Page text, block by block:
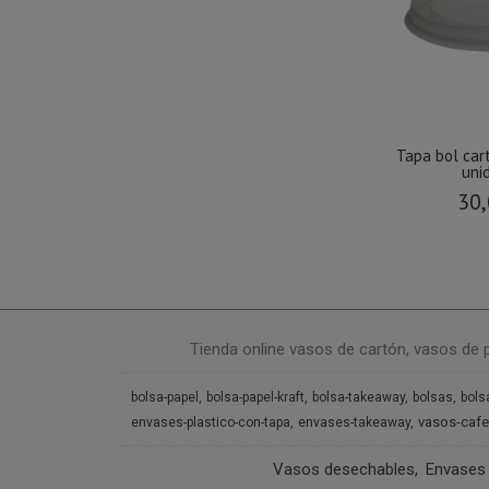
Tapa bol
Tienda online vasos de cartón, vasos de
bolsa-papel bolsa-papel-kraft bolsa-takeaway bolsas
envases-plastico-con-tapa
envases-takeaway vasos-cafe
Vasos desechables